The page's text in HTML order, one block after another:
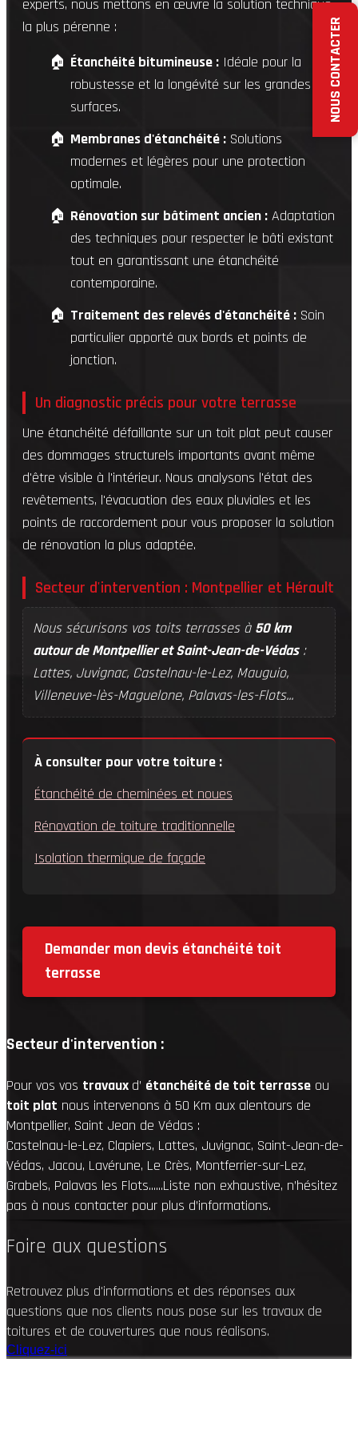
NOUS CONTACTER
experts, nous mettons en œuvre la solution technique
la plus pérenne :
Étanchéité bitumineuse : Idéale pour la
robustesse et la longévité sur les grandes
surfaces.
Membranes d'étanchéité : Solutions
modernes et légères pour une protection
optimale.
Rénovation sur bâtiment ancien : Adaptation
des techniques pour respecter le bâti existant
tout en garantissant une étanchéité
contemporaine.
Traitement des relevés d'étanchéité : Soin
particulier apporté aux bords et points de
jonction.
Un diagnostic précis pour votre terrasse
Une étanchéité défaillante sur un toit plat peut causer
des dommages structurels importants avant même
d'être visible à l'intérieur. Nous analysons l'état des
revêtements, l'évacuation des eaux pluviales et les
points de raccordement pour vous proposer la solution
de rénovation la plus adaptée.
Secteur d'intervention : Montpellier et Hérault
Nous sécurisons vos toits terrasses à 50 km
autour de Montpellier et Saint-Jean-de-Védas:
Lattes, Juvignac, Castelnau-le-Lez, Mauguio,
Villeneuve-lès-Maguelone, Palavas-les-Flots...
À consulter pour votre toiture :
Étanchéité de cheminées et noues
Rénovation de toiture traditionnelle
Isolation thermique de façade
Demander mon devis étanchéité toit
terrasse
Secteur d'intervention :
Pour vos vos travaux d’ étanchéité de toit terrasse ou
toit plat nous intervenons à 50 Km aux alentours de
Montpellier, Saint Jean de Védas :
Castelnau-le-Lez, Clapiers, Lattes, Juvignac, Saint-Jean-de-
Védas, Jacou, Lavérune, Le Crès, Montferrier-sur-Lez,
Grabels, Palavas les Flots......Liste non exhaustive, n’hésitez
pas à nous contacter pour plus d’informations.
Foire aux questions
Retrouvez plus d'informations et des réponses aux
questions que nos clients nous pose sur les travaux de
toitures et de couvertures que nous réalisons.
Cliquez-ici